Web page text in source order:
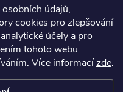
údajů,
cookies pro zlepšování
účely a pro
tohoto webu
Více informacízde.